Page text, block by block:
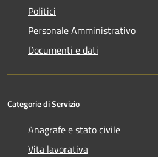
Politici
Personale Amministrativo
Documenti e dati
Categorie di Servizio
Anagrafe e stato civile
Vita lavorativa